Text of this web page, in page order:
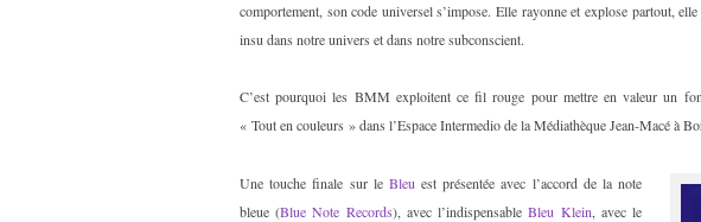
comportement, son code universel s’impose. Elle rayonne et explose partout,
insu dans notre univers et dans notre subconscient.
C’est pourquoi les BMM exploitent ce fil rouge pour mettre en valeur un
« Tout en couleurs » dans l’Espace Intermedio de la Médiathèque Jean-Macé à
Une touche finale sur le Bleu est présentée avec l’accord de la note
bleue (Blue Note Records), avec l’indispensableBleu Klein , avec le